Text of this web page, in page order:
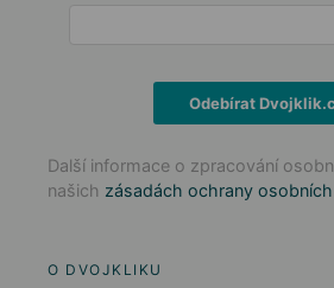
Odebírat
Další informace o zpracování
našich zásadách ochrany
O DVOJKLIKU